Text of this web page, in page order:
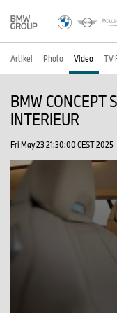
Artikel Photo Video TV
BMW CONCEPT
INTERIEUR
Fri May 23 21:30:00 CEST 2025